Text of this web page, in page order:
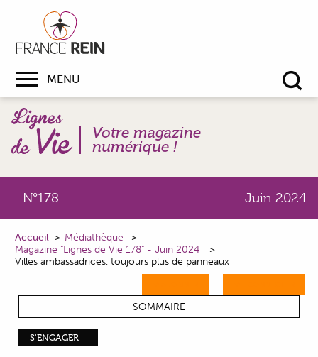
MENU
Votre magazine
numérique !
N°178 Juin 2024
Accueil
Médiathèque
Magazine "Lignes de Vie 178" - Juin 2024
Villes ambassadrices, toujours plus de panneaux
SOMMAIRE
S'ENGAGER